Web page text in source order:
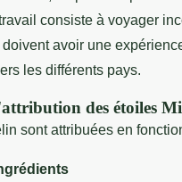
consiste à voyager
avoir une
les différents pays.
des étoiles
sont attribuées en